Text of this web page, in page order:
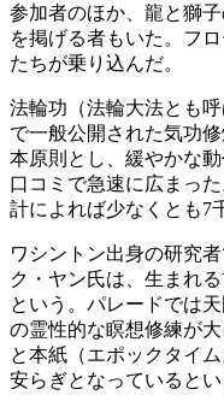
参加者のほか、龍と獅
を掲げる者もいた。フ
たちが乗り込んだ。
法輪功（法輪大法とも
で一般公開された気功
本原則とし、緩やかな
口コミで急速に広まっ
計によれば少なくとも7
ワシントン出身の研究
ク・ヤン氏は、生まれ
という。パレードでは
の霊性的な瞑想修練が
と本紙（エポックタイ
安らぎとなっているとい